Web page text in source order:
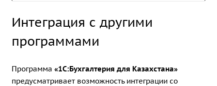
Интеграция с другими
программами
Программа «1C:Бухгалтерия для Казахстана»
предусматривает возможность интеграции со